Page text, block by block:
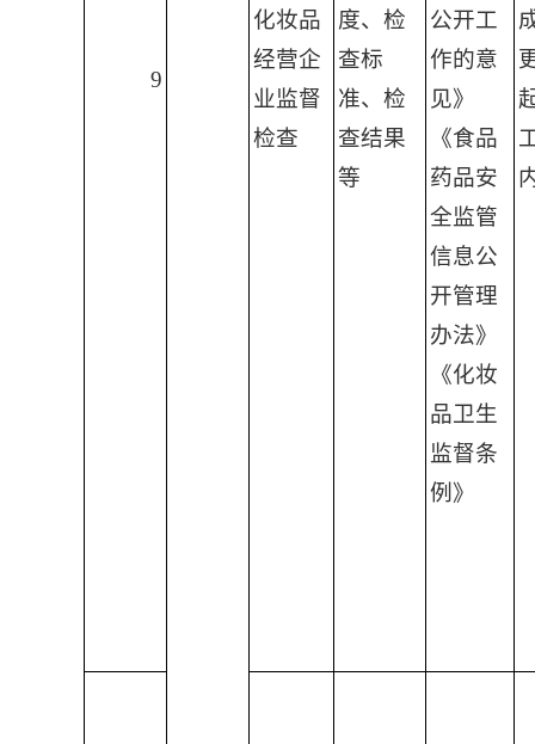
9
化妆品
经营企
业监督
检查
度、检
查标
准、检
查结果
等
公开工
作的意
见》
《食品
药品安
全监管
信息公
开管理
办法》
《化妆
品卫生
监督条
例》